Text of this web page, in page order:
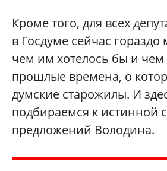
Кроме того, для всех
в Госдуме сейчас
чем им хотелось бы и чем
прошлые времена, о
думские старожилы. И
подбираемся к истинной
предложений Володина.